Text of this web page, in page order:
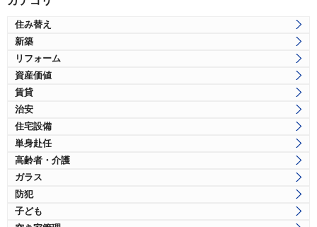
住み替え
新築
リフォーム
資産価値
賃貸
治安
住宅設備
単身赴任
高齢者・介護
ガラス
防犯
子ども